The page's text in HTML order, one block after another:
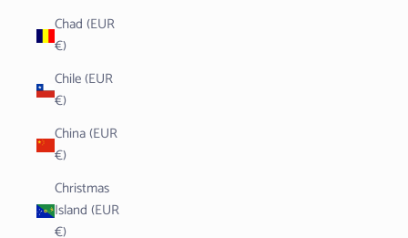
Chad (EUR
€)
Chile (EUR
€)
China (EUR
€)
Christmas
Island (EUR
€)